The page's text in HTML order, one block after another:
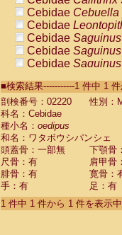
Cebidae Cebuella
Cebidae
Cebidae
Cebidae
Cebidae
Cebidae
Cebidae
Cebidae
Cebidae
CebidaeSaguinus
Cebidae
Cebidae
Cebidae
Cebidae Aotus
Cebidae Cebus
■検索結果-----------1 件中 1
剖検番号：02220
性別：
科名：Cebidae
種小名： oedipus
和名：ワタボウシパンシェ
頭蓋骨：一部無
下顎骨
尺骨：有
肩甲骨
腓骨：有
寛骨：
手：有
足：有
1 件中 1 件から 1 件を表示中